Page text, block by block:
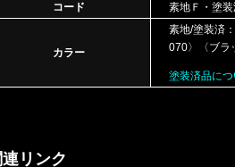
コード
素地Ｆ・塗装
カラー
素地/塗装済
070〉〈ブラ
塗装済品に
連リンク